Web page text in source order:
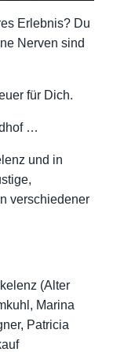
Erlebnis? Du
Nerven sind
für Dich.
…
und in
verschiedener
(Alter
Marina
Patricia